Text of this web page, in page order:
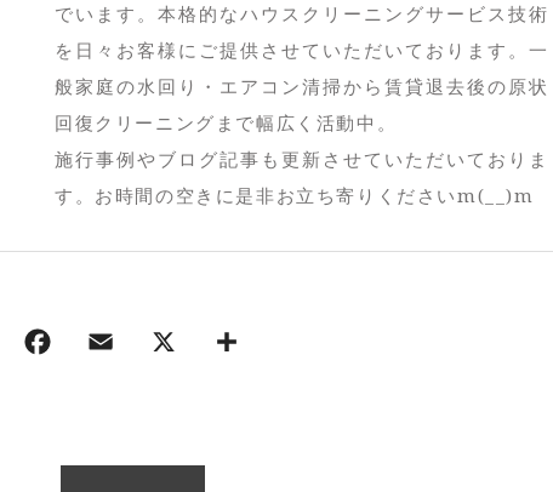
でいます。本格的なハウスクリーニングサービス技術
を日々お客様にご提供させていただいております。一
般家庭の水回り・エアコン清掃から賃貸退去後の原状
回復クリーニングまで幅広く活動中。
施行事例やブログ記事も更新させていただいておりま
す。お時間の空きに是非お立ち寄りくださいm(__)m